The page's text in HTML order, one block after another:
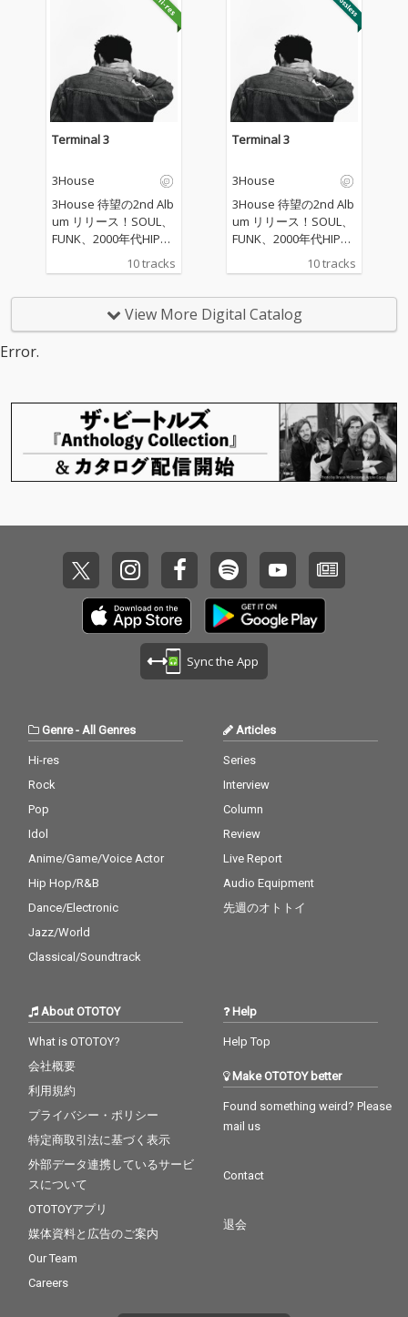
Terminal 3
3House
3House 待望の2nd Alb
um リリース！SOUL、
FUNK、2000年代HIPH
OP/R&Bなどからイン
スパイアされた幅広い
による全曲プロデュー
10 tracks
Terminal 3
3House
3House 待望の2nd Alb
um リリース！SOUL、
FUNK、2000年代HIPH
OP/R&Bなどからイン
スパイアされた幅広い
は お馴染みのGooDee
による全曲プロデュー
10 tracks
View More Digital Catalog
Error.
Sync the App
Genre- All Genres
Hi-res
Rock
Pop
Idol
Anime/Game/Voice Actor
Hip Hop/R&B
Dance/Electronic
Jazz/World
Classical/Soundtrack
Articles
Series
Interview
Column
Review
Live Report
Audio Equipment
先週のオトトイ
About OTOTOY
What is OTOTOY?
会社概要
利用規約
プライバシー・ポリシー
特定商取引法に基づく表示
外部データ連携しているサービ
スについて
OTOTOYアプリ
媒体資料と広告のご案内
Our Team
Careers
Help
Help Top
Make OTOTOY better
Found something weird? Please
mail us
Contact
退会